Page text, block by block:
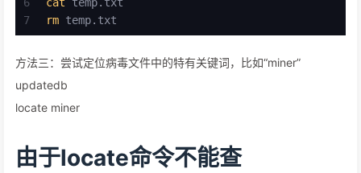
6
7
cat temp.txt
rm temp.txt
方法三：尝试定位病毒文件中的特有关键词，比如“miner”
updatedb
locate miner
由于locate命令不能查